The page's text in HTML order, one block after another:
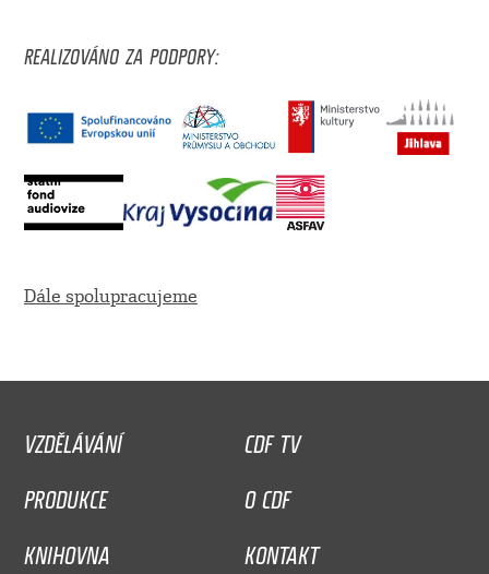
REALIZOVÁNO ZA PODPORY:
Dále spolupracujeme
VZDĚLÁVÁNÍ
CDF TV
PRODUKCE
O CDF
KNIHOVNA
KONTAKT